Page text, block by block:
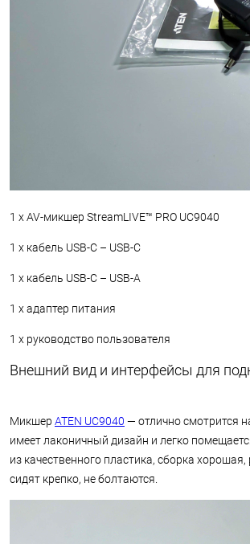
1 x AV-микшер StreamLIVE™ PRO UC9040
1 x кабель USB-C – USB-C
1 x кабель USB-C – USB-A
1 x адаптер питания
1 x руководство пользователя
Внешний вид и интерфейсы для
Микшер ATEN UC9040 — отлично смотрится
имеет лаконичный дизайн и легко
из качественного пластика, сборка
сидят крепко, не болтаются.